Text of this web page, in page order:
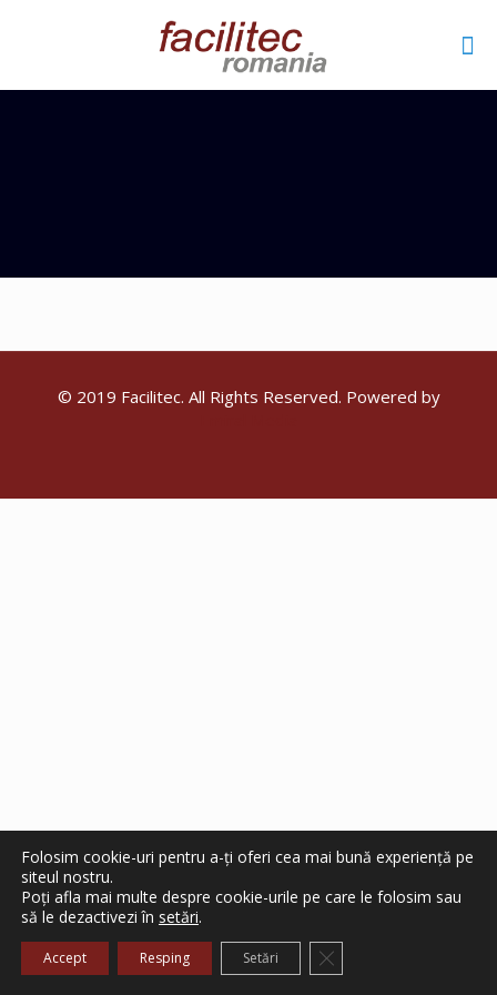
© 2019 Facilitec. All Rights Reserved. Powered by
Folosim cookie-uri pentru a-ți oferi cea mai bună experiență pe
siteul nostru.
Poți afla mai multe despre cookie-urile pe care le folosim sau
să le dezactivezi în setări.
Accept Resping Setări Close GDPR Cookie